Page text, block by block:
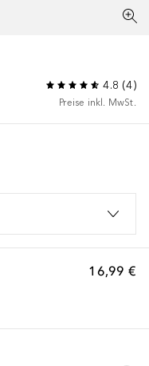
4.8 (4)
Preise inkl. MwSt.
16,99 €